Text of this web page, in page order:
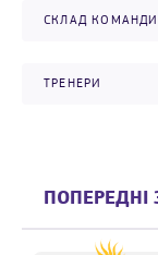
СКЛАД КОМАНДИ
ТРЕНЕРИ
ПОПЕРЕДНІ